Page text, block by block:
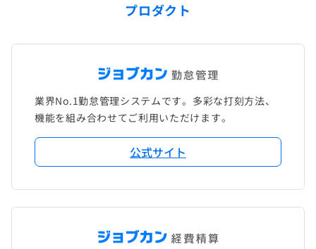
プロダクト
業界No.1勤怠管理システムです。多彩な打刻方法、
機能を組み合わせてご利用いただけます。
公式サイト